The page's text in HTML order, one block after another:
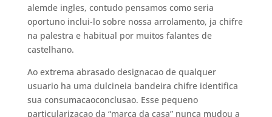
alemde ingles, contudo pensamos como seria
oportuno inclui-lo sobre nossa arrolamento, ja chifre
na palestra e habitual por muitos falantes de
castelhano.
Ao extrema abrasado designacao de qualquer
usuario ha uma dulcineia bandeira chifre identifica
sua consumacaoconclusao. Esse pequeno
particularizacao da “marca da casa” nunca mudou a